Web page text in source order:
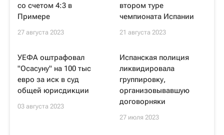
со счетом 4:3 в
Примере
27 августа 2023
втором туре
чемпионата Испании
21 августа 2023
УЕФА оштрафовал
"Осасуну" на 100 тыс
евро за иск в суд
общей юрисдикции
03 августа 2023
Испанская полиция
ликвидировала
группировку,
организовывавшую
договорняки
27 июля 2023